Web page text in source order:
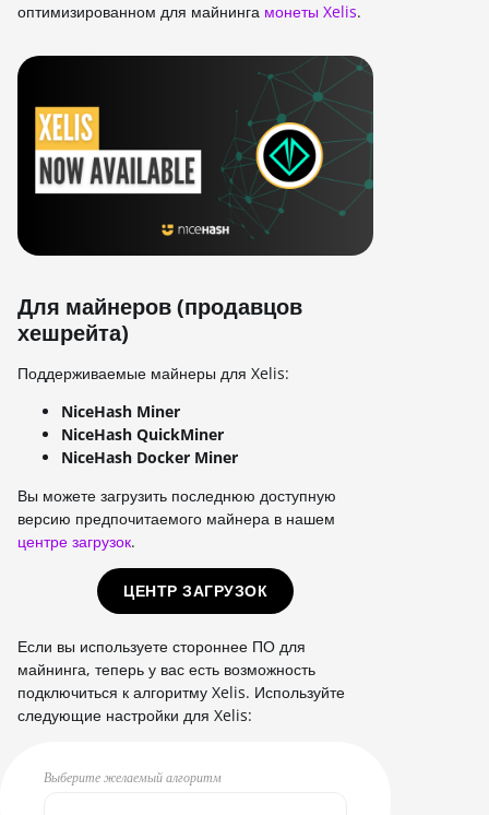
оптимизированном для майнинга монеты Xelis.
Для майнеров (продавцов
хешрейта)
Поддерживаемые майнеры для Xelis:
NiceHash Miner
NiceHash QuickMiner
NiceHash Docker Miner
Вы можете загрузить последнюю доступную
версию предпочитаемого майнера в нашем
центре загрузок.
ЦЕНТР ЗАГРУЗОК
Если вы используете стороннее ПО для
майнинга, теперь у вас есть возможность
подключиться к алгоритму Xelis. Используйте
следующие настройки для Xelis:
Выберите желаемый алгоритм